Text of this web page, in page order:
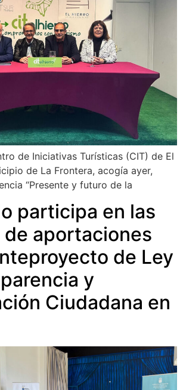
de Iniciativas Turísticas (CIT) de El
de La Frontera, acogía ayer,
“Presente y futuro de la
participa en las
de aportaciones
de Ley
y
Ciudadana en